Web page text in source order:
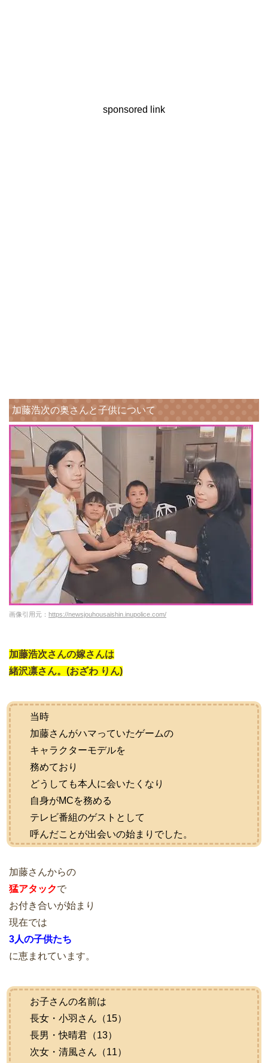
sponsored link
加藤浩次の奥さんと子供について
画像引用元： https://newsjouhousaishin.inupolice.com/
加藤浩次さんの嫁さんは
緒沢凛さん。(おざわ りん)
当時
加藤さんがハマっていたゲームの
キャラクターモデルを
務めており
どうしても本人に会いたくなり
自身がMCを務める
テレビ番組のゲストとして
呼んだことが出会いの始まりでした。
加藤さんからの
猛アタックで
お付き合いが始まり
現在では
3人の子供たち
に恵まれています。
お子さんの名前は
長女・小羽さん（15）
長男・快晴君（13）
次女・清風さん（11）